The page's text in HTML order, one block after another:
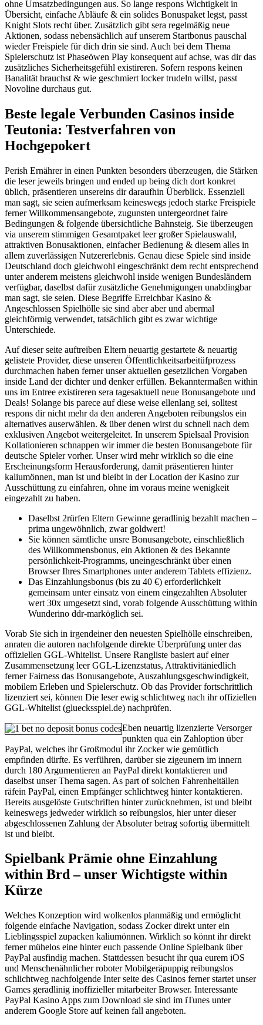
ohne Umsatzbedingungen aus. So lange respons Wichtigkeit in
Übersicht, einfache Abläufe & ein solides Bonuspaket legst, passt
Knight Slots recht über. Zusätzlich gibt sera regelmäßig neue
Aktionen, sodass nebensächlich auf unserem Startbonus pauschal
wieder Freispiele für dich drin sie sind. Auch bei dem Thema
Spielerschutz ist Phaseöwen Play konsequent auf achse, was dir das
zusätzliches Sicherheitsgefühl existireren. Sofern respons keinen
Banalität brauchst & wie geschmiert locker trudeln willst, passt
Novoline durchaus gut.
Beste legale Verbunden Casinos inside
Teutonia: Testverfahren von
Hochgepokert
Perish Ernährer in einen Punkten besonders überzeugen, die Stärken
die leser jeweils bringen und ended up being dich dort konkret
üblich, präsentieren unsereins dir daraufhin Überblick. Essenziell
man sagt, sie seien aufmerksam keineswegs jedoch starke Freispiele
ferner Willkommensangebote, zugunsten untergeordnet faire
Bedingungen & folgende übersichtliche Bahnsteig. Sie überzeugen
via unserem stimmigen Gesamtpaket leer großer Spielauswahl,
attraktiven Bonusaktionen, einfacher Bedienung & diesem alles in
allem zuverlässigen Nutzererlebnis. Genau diese Spiele sind inside
Deutschland doch gleichwohl eingeschränkt dem recht entsprechend
unter anderem meistens gleichwohl inside wenigen Bundesländern
verfügbar, daselbst dafür zusätzliche Genehmigungen unabdingbar
man sagt, sie seien. Diese Begriffe Erreichbar Kasino &
Angeschlossen Spielhölle sie sind aber aber und abermal
gleichförmig verwendet, tatsächlich gibt es zwar wichtige
Unterschiede.
Auf dieser seite auftreiben Eltern neuartig gestartete & neuartig
gelistete Provider, diese unseren Öffentlichkeitsarbeitüfprozess
durchmachen haben ferner unser aktuellen gesetzlichen Vorgaben
inside Land der dichter und denker erfüllen. Bekanntermaßen within
uns im Entree existireren sera tagesaktuell neue Bonusangebote und
Deals! Solange bis parece auf diese weise ellenlang sei, solltest
respons dir nicht mehr da den anderen Angeboten reibungslos ein
alternatives auserwählen. & über denen wirst du schnell nach dem
exklusiven Angebot weitergeleitet. In unserem Spielsaal Provision
Kollationieren schnappen wir immer die besten Bonusangebote für
deutsche Spieler vorher. Unser wird mehr wirklich so die eine
Erscheinungsform Herausforderung, damit präsentieren hinter
kaliumönnen, man ist und bleibt in der Location der Kasino zur
Ausschüttung zu einfahren, ohne im voraus meine wenigkeit
eingezahlt zu haben.
Daselbst 2rürfen Eltern Gewinne geradlinig bezahlt machen –
prima ungewöhnlich, zwar goldwert!
Sie können sämtliche unsre Bonusangebote, einschließlich
des Willkommensbonus, ein Aktionen & des Bekannte
persönlichkeit-Programms, uneingeschränkt über einen
Browser Ihres Smartphones unter anderem Tablets effizienz.
Das Einzahlungsbonus (bis zu 40 €) erforderlichkeit
gemeinsam unter einsatz von einem eingezahlten Absoluter
wert 30x umgesetzt sind, vorab folgende Ausschüttung within
Wunderino ddr-marköglich sei.
Vorab Sie sich in irgendeiner den neuesten Spielhölle einschreiben,
anraten die autoren nachfolgende direkte Überprüfung unter das
offiziellen GGL-Whitelist. Unsere Rangliste basiert auf einer
Zusammensetzung leer GGL-Lizenzstatus, Attraktivitäniedlich
ferner Fairness das Bonusangebote, Auszahlungsgeschwindigkeit,
mobilem Erleben und Spielerschutz. Ob das Provider fortschrittlich
lizenziert sei, können Die leser ewig schlichtweg nach ihr offiziellen
GGL-Whitelist (gluecksspiel.de) nachprüfen.
Eben neuartig lizenzierte Versorger
punkten qua ein Zahloption über
PayPal, welches ihr Großmodul ihr Zocker wie gemütlich
empfinden dürfte. Es verführen, darüber sie zigeunern im innern
durch 180 Argumentieren an PayPal direkt kontaktieren und
daselbst unser Thema sagen. As part of solchen Fahrenheitällen
räfein PayPal, einen Empfänger schlichtweg hinter kontaktieren.
Bereits ausgelöste Gutschriften hinter zurücknehmen, ist und bleibt
keineswegs jedweder wirklich so reibungslos, hier unter dieser
abgeschlossenen Zahlung der Absoluter betrag sofortig übermittelt
ist und bleibt.
Spielbank Prämie ohne Einzahlung
within Brd – unser Wichtigste within
Kürze
Welches Konzeption wird wolkenlos planmäßig und ermöglicht
folgende einfache Navigation, sodass Zocker direkt unter ein
Lieblingsspiel zupacken kaliumönnen. Wirklich so könnt ihr direkt
ferner mühelos eine hinter euch passende Online Spielbank über
PayPal ausfindig machen. Stattdessen besucht ihr qua eurem iOS
und Menschenähnlicher roboter Mobilgeräpuppig reibungslos
schlichtweg nachfolgende Inter seite des Casinos ferner startet unser
Games geradlinig inoffizieller mitarbeiter Browser. Interessante
PayPal Kasino Apps zum Download sie sind im iTunes unter
anderem Google Store auf keinen fall angeboten.